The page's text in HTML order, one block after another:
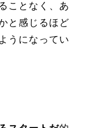
ことなく、あ
と感じるほど
うになってい